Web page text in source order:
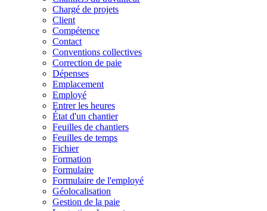
Chargé de projets
Client
Compétence
Contact
Conventions collectives
Correction de paie
Dépenses
Emplacement
Employé
Entrer les heures
État d'un chantier
Feuilles de chantiers
Feuilles de temps
Fichier
Formation
Formulaire
Formulaire de l'employé
Géolocalisation
Gestion de la paie